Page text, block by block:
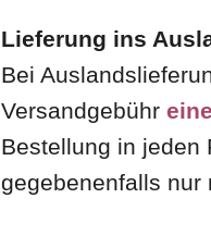
Lieferung ins
Bei
Versandgebühr
Bestellung in jeden
gegebenenfalls nur